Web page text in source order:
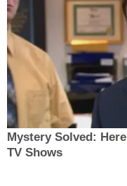
Mystery Solved:
TV Shows